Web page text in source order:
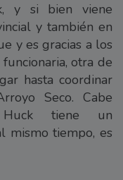
y si bien viene
y también en
y es gracias a los
otra de
hasta coordinar
Seco. Cabe
Huck tiene un
mismo tiempo, es